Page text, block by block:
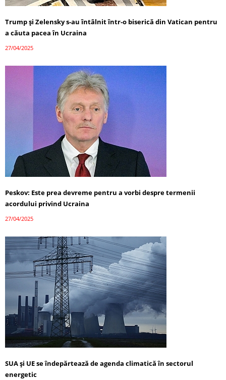
Trump și Zelensky s-au întâlnit într-o biserică din Vatican pentru
a căuta pacea în Ucraina
27/04/2025
Peskov: Este prea devreme pentru a vorbi despre termenii
acordului privind Ucraina
27/04/2025
SUA și UE se îndepărtează de agenda climatică în sectorul
energetic